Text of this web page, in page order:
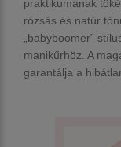
praktikumának
rózsás és natúr
„babyboomer”
manikűrhöz. A
garantálja a